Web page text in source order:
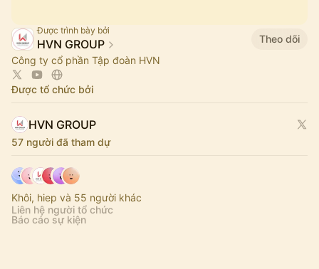
Được trình bày bởi
HVN GROUP
Theo dõi
Công ty cổ phần Tập đoàn HVN
Được tổ chức bởi
HVN GROUP
57 người đã tham dự
Khôi, hiep và 55 người khác
Liên hệ người tổ chức
Báo cáo sự kiện